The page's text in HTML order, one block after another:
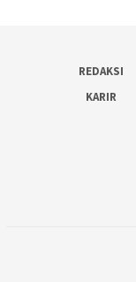
REDAKSI
KARIR